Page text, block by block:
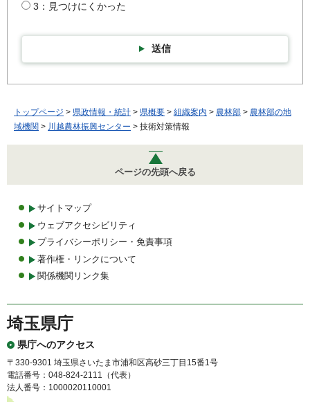
3：見つけにくかった
送信
トップページ > 県政情報・統計 > 県概要 > 組織案内 > 農林部 > 農林部の地
域機関 > 川越農林振興センター > 技術対策情報
ページの先頭へ戻る
サイトマップ
ウェブアクセシビリティ
プライバシーポリシー・免責事項
著作権・リンクについて
関係機関リンク集
埼玉県庁
県庁へのアクセス
〒330-9301 埼玉県さいたま市浦和区高砂三丁目15番1号
電話番号：048-824-2111（代表）
法人番号：1000020110001